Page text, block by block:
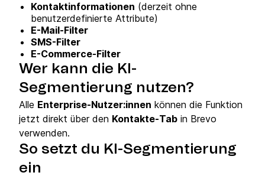
Kontaktinformationen (derzeit ohne
benutzerdefinierte Attribute)
E-Mail-Filter
SMS-Filter
E-Commerce-Filter
Wer kann die KI-
Segmentierung nutzen?
Alle Enterprise-Nutzer:innen können die Funktion
jetzt direkt über den Kontakte-Tab in Brevo
verwenden.
So setzt du KI-Segmentierung
ein